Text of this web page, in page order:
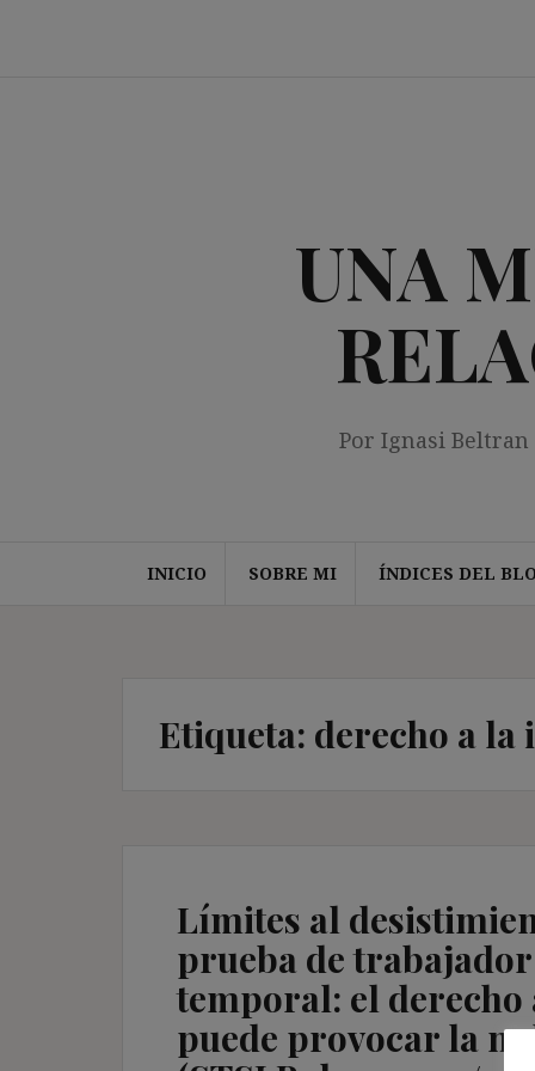
UNA
Por Ignasi Beltran
INICIO SOBRE MI ÍNDICES DEL
Etiqueta: derecho a
Límites al
prueba de
temporal: el
puede provocar la